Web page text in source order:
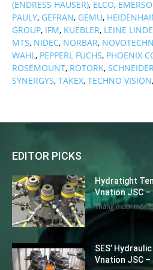
(ENDRESS HAUSER), ELCO,
PAULY, GEFRAN, GEMU,
GROUP, IFM, KUEBLER, LEINE LINDE
MTS, NIDEC, NORBAR,
WAHL, PEPPERL FUCHS, PHOENIX
ROSEMOUNT, ROTORK,
SYNERGYS, TAKEX, TECHNO VISION,
EDITOR PICKS
Hydratight
Vnation JSC
Tháng mười một
SES’
Vnation JSC